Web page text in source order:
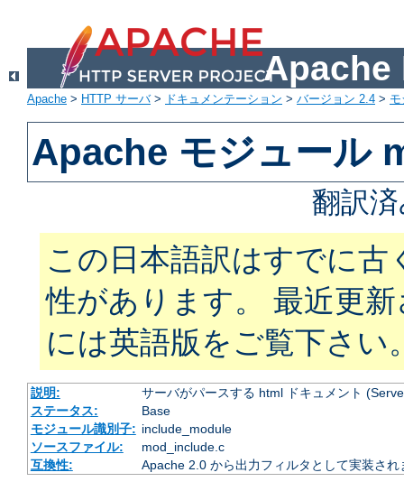
Apache
Apache > HTTP サーバ> ドキュメンテーション > バージョン 2.4 >
Apache モジュール
翻訳
この日本語訳はすでに古
性があります。 最近更
には英語版をご覧下さい
説明:
サーバがパースする html ドキュメント
ステータス:
Base
モジュール識別子: include_module
ソースファイル:
mod_include.c
互換性:
Apache 2.0 から出力フィルタとして実装され